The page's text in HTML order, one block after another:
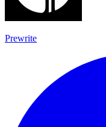
Prewrite